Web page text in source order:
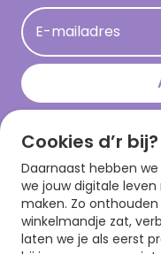
Acties
Persberichten
Hallmark en
E-mailadres
Download onze
Cookies d’r bij?
Daarnaast hebben
we jouw digitale leven
maken. Zo
winkelmandje zat,
laten we je als eerst